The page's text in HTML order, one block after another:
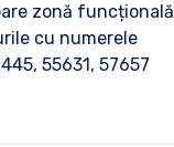
zonă funcțională
cu numerele
55631, 57657